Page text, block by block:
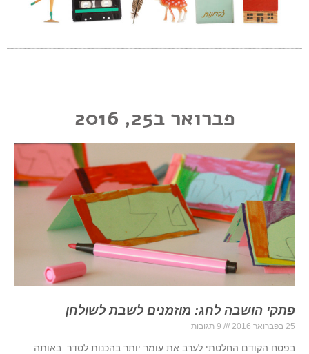
פברואר ב25, 2016
פתקי הושבה לחג: מוזמנים לשבת לשולחן
25 בפברואר 2016
בפסח הקודם החלטתי לערב את עומר יותר בהכנות לסדר. באותה